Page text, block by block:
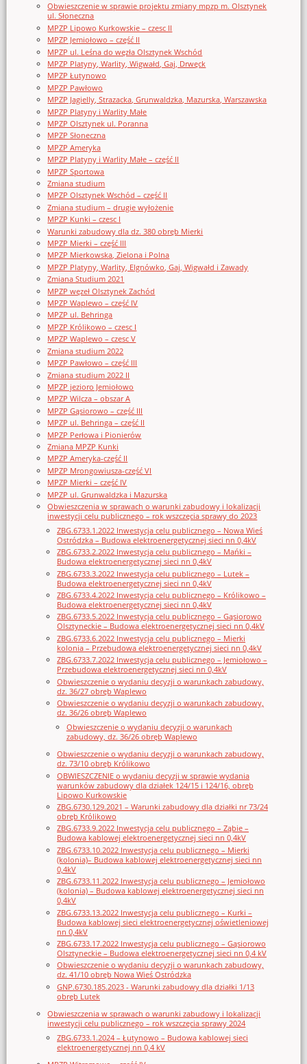
Obwieszczenie w sprawie projektu zmiany mpzp m. Olsztynek
ul. Słoneczna
MPZP Lipowo Kurkowskie – czesc II
MPZP Jemiołowo – część II
MPZP ul. Leśna do węzła Olsztynek Wschód
MPZP Platyny, Warlity, Wigwałd, Gaj, Drwęck
MPZP Łutynowo
MPZP Pawłowo
MPZP Jagielly, Strazacka, Grunwaldzka, Mazurska, Warszawska
MPZP Platyny i Warlity Małe
MPZP Olsztynek ul. Poranna
MPZP Słoneczna
MPZP Ameryka
MPZP Platyny i Warlity Małe – część II
MPZP Sportowa
Zmiana studium
MPZP Olsztynek Wschód – część II
Zmiana studium – drugie wyłożenie
MPZP Kunki – czesc I
Warunki zabudowy dla dz. 380 obręb Mierki
MPZP Mierki – część III
MPZP Mierkowska, Zielona i Polna
MPZP Platyny, Warlity, Elgnówko, Gaj, Wigwałd i Zawady
Zmiana Studium 2021
MPZP węzeł Olsztynek Zachód
MPZP Waplewo – część IV
MPZP ul. Behringa
MPZP Królikowo – czesc I
MPZP Waplewo – czesc V
Zmiana studium 2022
MPZP Pawłowo – część III
Zmiana studium 2022 II
MPZP jezioro Jemiołowo
MPZP Wilcza – obszar A
MPZP Gąsiorowo – część III
MPZP ul. Behringa – część II
MPZP Perłowa i Pionierów
Zmiana MPZP Kunki
MPZP Ameryka-część II
MPZP Mrongowiusza-część VI
MPZP Mierki – część IV
MPZP ul. Grunwaldzka i Mazurska
Obwieszczenia w sprawach o warunki zabudowy i lokalizacji
inwestycji celu publicznego – rok wszczęcia sprawy do 2023
ZBG.6733.1.2022 Inwestycja celu publicznego – Nowa Wieś
Ostródzka – Budowa elektroenergetycznej sieci nn 0,4kV
ZBG.6733.2.2022 Inwestycja celu publicznego – Mańki –
Budowa elektroenergetycznej sieci nn 0,4kV
ZBG.6733.3.2022 Inwestycja celu publicznego – Lutek –
Budowa elektroenergetycznej sieci nn 0,4kV
ZBG.6733.4.2022 Inwestycja celu publicznego – Królikowo –
Budowa elektroenergetycznej sieci nn 0,4kV
ZBG.6733.5.2022 Inwestycja celu publicznego – Gąsiorowo
Olsztyneckie – Budowa elektroenergetycznej sieci nn 0,4kV
ZBG.6733.6.2022 Inwestycja celu publicznego – Mierki
kolonia – Przebudowa elektroenergetycznej sieci nn 0,4kV
ZBG.6733.7.2022 Inwestycja celu publicznego – Jemiołowo –
Przebudowa elektroenergetycznej sieci nn 0,4kV
Obwieszczenie o wydaniu decyzji o warunkach zabudowy,
dz. 36/27 obręb Waplewo
Obwieszczenie o wydaniu decyzji o warunkach zabudowy,
dz. 36/26 obręb Waplewo
Obwieszczenie o wydaniu decyzji o warunkach
zabudowy, dz. 36/26 obręb Waplewo
Obwieszczenie o wydaniu decyzji o warunkach zabudowy,
dz. 73/10 obręb Królikowo
OBWIESZCZENIE o wydaniu decyzji w sprawie wydania
warunków zabudowy dla działek 124/15 i 124/16, obręb
Lipowo Kurkowskie
ZBG.6730.129.2021 – Warunki zabudowy dla działki nr 73/24
obręb Królikowo
ZBG.6733.9.2022 Inwestycja celu publicznego – Ząbie –
Budowa kablowej elektroenergetycznej sieci nn 0,4kV
ZBG.6733.10.2022 Inwestycja celu publicznego – Mierki
(kolonia)– Budowa kablowej elektroenergetycznej sieci nn
0,4kV
ZBG.6733.11.2022 Inwestycja celu publicznego – Jemiołowo
(kolonia) – Budowa kablowej elektroenergetycznej sieci nn
0,4kV
ZBG.6733.13.2022 Inwestycja celu publicznego – Kurki –
Budowa kablowej sieci elektroenergetycznej oświetleniowej
nn 0,4kV
ZBG.6733.17.2022 Inwestycja celu publicznego – Gąsiorowo
Olsztyneckie – Budowa elektroenergetycznej sieci nn 0,4 kV
Obwieszczenie o wydaniu decyzji o warunkach zabudowy,
dz. 41/10 obręb Nowa Wieś Ostródzka
GNP.6730.185.2023 - Warunki zabudowy dla działki 1/13
obręb Lutek
Obwieszczenia w sprawach o warunki zabudowy i lokalizacji
inwestycji celu publicznego – rok wszczęcia sprawy 2024
ZBG.6733.1.2024 – Łutynowo – Budowa kablowej sieci
elektroenergetycznej nn 0,4 kV